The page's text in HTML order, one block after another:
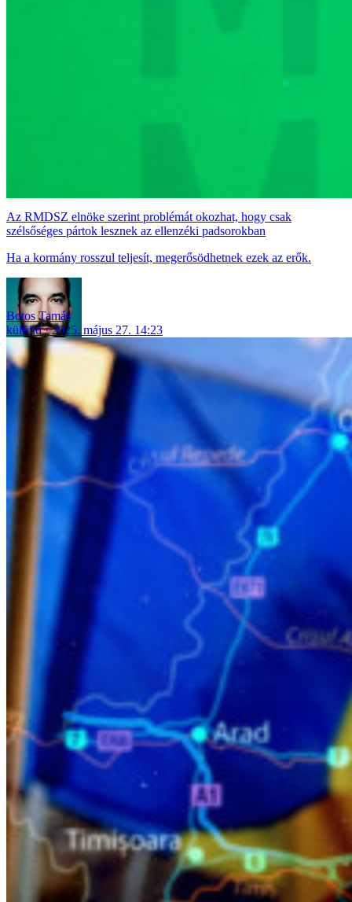
Az RMDSZ elnöke szerint problémát okozhat, hogy csak
szélsőséges pártok lesznek az ellenzéki padsorokban
Ha a kormány rosszul teljesít, megerősödhetnek ezek az erők.
Botos Tamás
külföld
2025. május 27. 14:23